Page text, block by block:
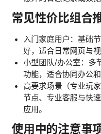
常见性价比组合
入门家庭用户：基础
好，适合日常网页与视
小型团队/办公室：多
功能，适合协同办公和
高要求场景（专业玩
节点、专业客服与快
应用。
使用中的注意事